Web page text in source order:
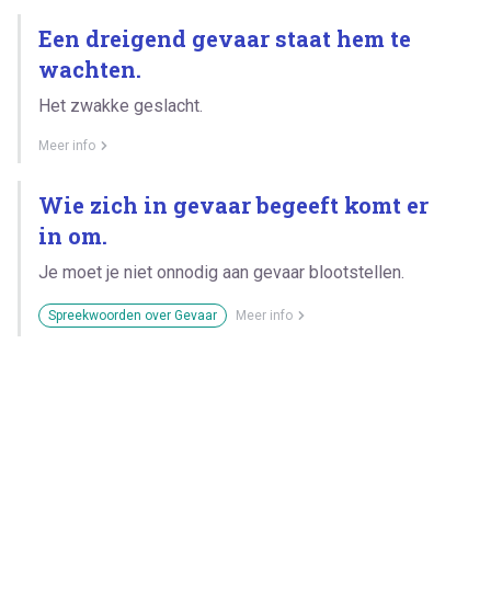
Een dreigend gevaar staat hem te
wachten.
Het zwakke geslacht.
Meer info
Wie zich in gevaar begeeft komt er
in om.
Je moet je niet onnodig aan gevaar blootstellen.
Spreekwoorden over Gevaar Meer info